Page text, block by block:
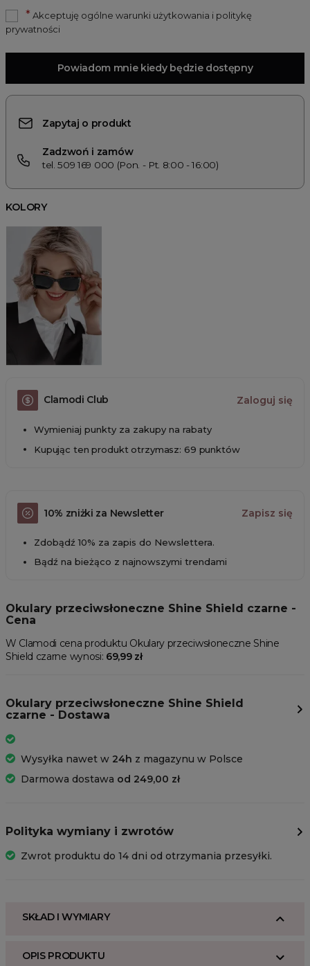
* Akceptuję ogólne warunki użytkowania i politykę
prywatności
Powiadom mnie kiedy będzie dostępny
Zapytaj o produkt
Zadzwoń i zamów
tel. 509 169 000 (Pon. - Pt. 8:00 - 16:00)
KOLORY
Clamodi Club Zaloguj się
Wymieniaj punkty za zakupy na rabaty
Kupując ten produkt otrzymasz: 69 punktów
10% zniżki za Newsletter Zapisz się
Zdobądź 10% za zapis do Newslettera.
Bądź na bieżąco z najnowszymi trendami
Okulary przeciwsłoneczne Shine Shield czarne -
Cena
W Clamodi cena produktu Okulary przeciwsłoneczne Shine
Shield czarne wynosi: 69,99 zł
Okulary przeciwsłoneczne Shine Shield
czarne - Dostawa
Wysyłka nawet w 24h z magazynu w Polsce
Darmowa dostawa od 249,00 zł
Polityka wymiany i zwrotów
Zwrot produktu do 14 dni od otrzymania przesyłki.
SKŁAD I WYMIARY
OPIS PRODUKTU